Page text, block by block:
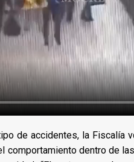
de accidentes, la Fiscalía
comportamiento dentro de